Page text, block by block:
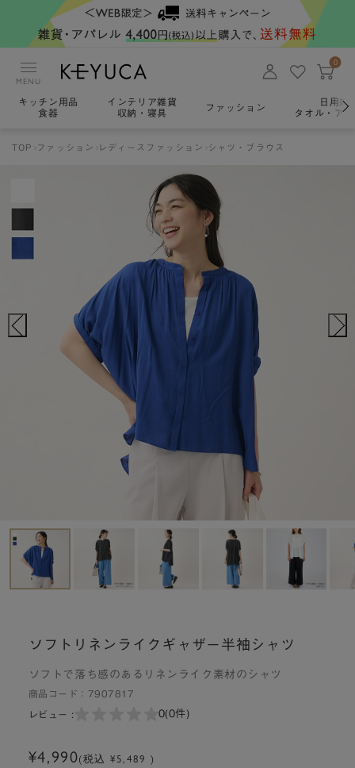
MENU
0
キッチン用品
食器
インテリア雑貨
収納・寝具
ファッション
日用雑
タオル・ア
TOP ファッション レディースファッション シャツ・ブラウス
ソフトリネンライクギャザー半袖シャツ
ソフトで落ち感のあるリネンライク素材のシャツ
商品コード： 7907817
レビュー : 0(0件)
¥4,990(税込 ¥5,489 )